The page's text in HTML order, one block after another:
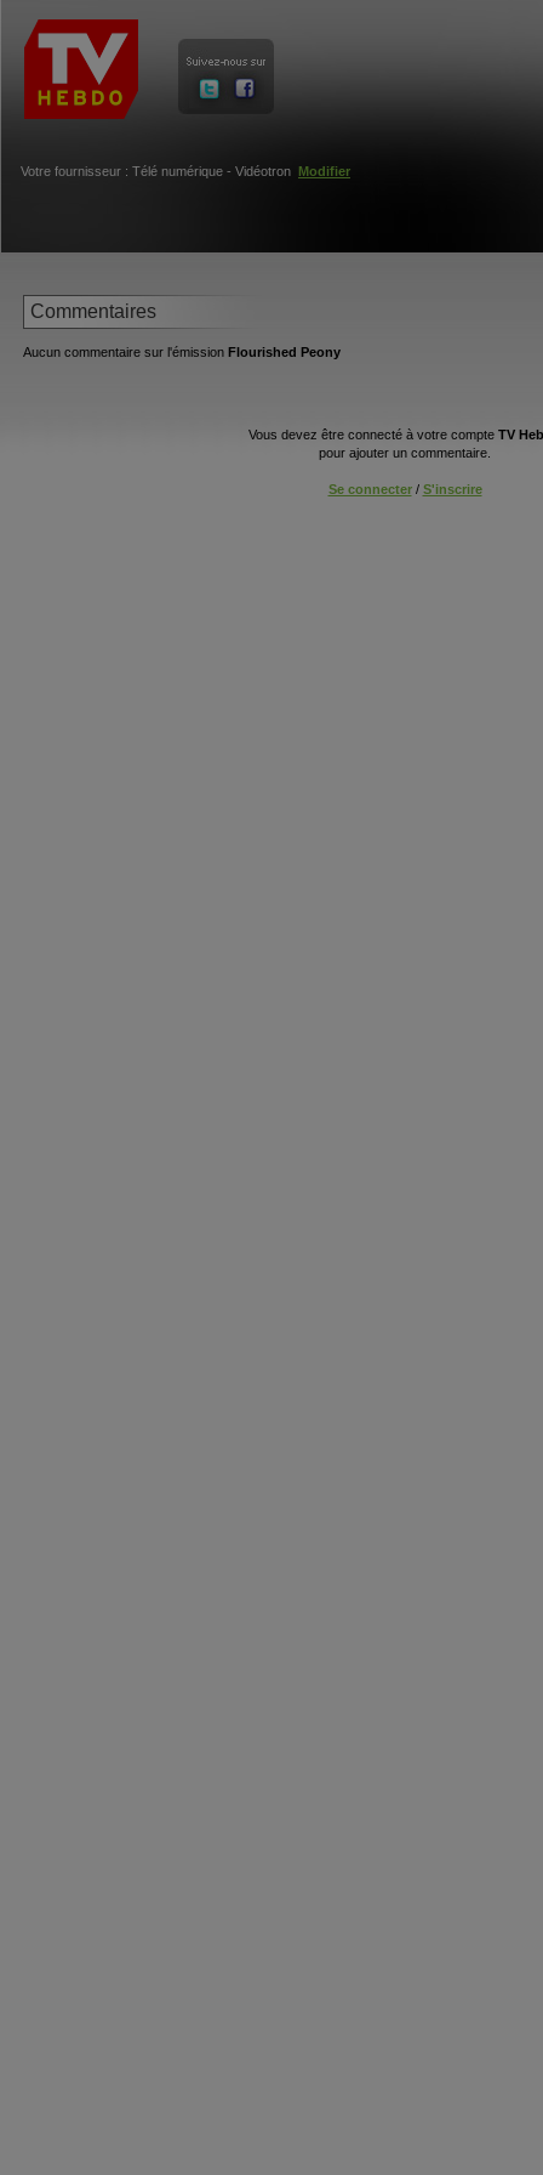
Votre fournisseur : Télé numérique - Vidéotron Modifier
Commentaires
Aucun commentaire sur l'émission Flourished Peony
Vous devez être connecté à votre compte TV
pour ajouter un commentaire.
Se connecter/ S'inscrire